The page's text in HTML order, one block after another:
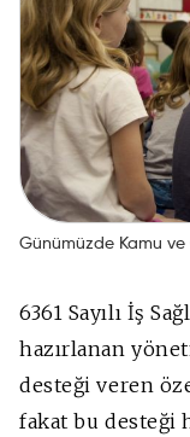
Günümüzde Kamu ve
6361 Sayılı İş
hazırlanan
desteği veren
fakat bu desteği